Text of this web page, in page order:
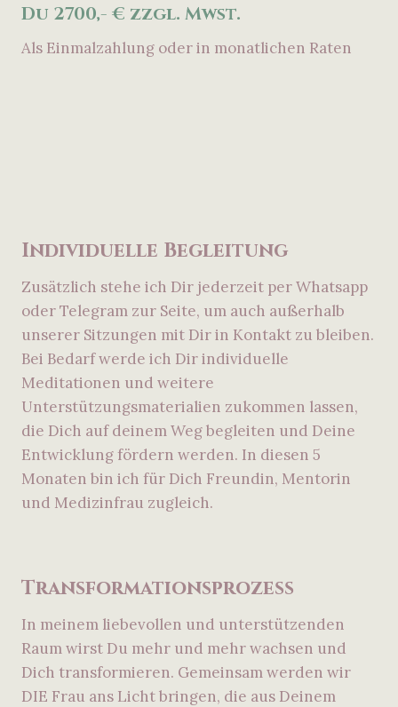
Du 2700,- € zzgl. Mwst.
Als Einmalzahlung oder in monatlichen Raten
Individuelle Begleitung
Zusätzlich stehe ich Dir jederzeit per Whatsapp
oder Telegram zur Seite, um auch außerhalb
unserer Sitzungen mit Dir in Kontakt zu bleiben.
Bei Bedarf werde ich Dir individuelle
Meditationen und weitere
Unterstützungsmaterialien zukommen lassen,
die Dich auf deinem Weg begleiten und Deine
Entwicklung fördern werden. In diesen 5
Monaten bin ich für Dich Freundin, Mentorin
und Medizinfrau zugleich.
Transformationsprozess
In meinem liebevollen und unterstützenden
Raum wirst Du mehr und mehr wachsen und
Dich transformieren. Gemeinsam werden wir
DIE Frau ans Licht bringen, die aus Deinem